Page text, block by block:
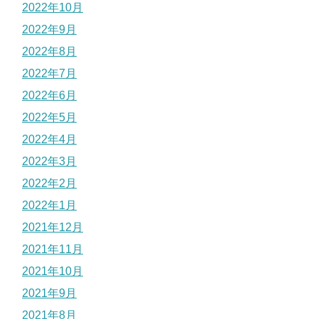
2022年10月
2022年9月
2022年8月
2022年7月
2022年6月
2022年5月
2022年4月
2022年3月
2022年2月
2022年1月
2021年12月
2021年11月
2021年10月
2021年9月
2021年8月